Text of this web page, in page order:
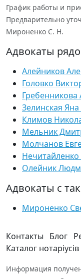
График работы и
Предварительно
Мироненко С. Н.
Адвокаты
Алейников
Головко
Гребенникова
Зелинская
Климов
Мельник
Молчанов
Олейник
Адвокаты с
Мироненко
Контакты Блог
Каталог нотаріусів
Информация